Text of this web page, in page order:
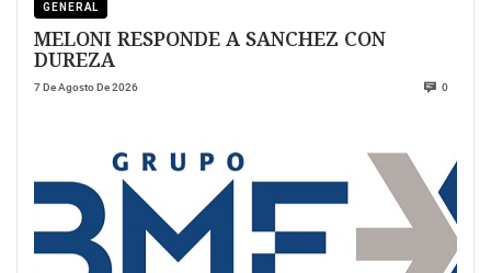
GENERAL
MELONI RESPONDE A SANCHEZ CON
DUREZA
7 De Agosto De 2026 0